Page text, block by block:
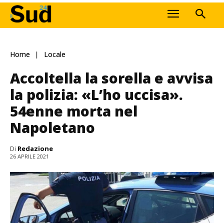
Home Locale
Accoltella la sorella e avvisa
la polizia: «L’ho uccisa».
54enne morta nel
Napoletano
Di Redazione
26 APRILE 2021